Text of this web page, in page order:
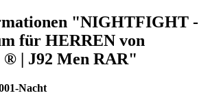
"NIGHTFIGHT -
für HERREN von
| J92 Men RAR"
Nacht